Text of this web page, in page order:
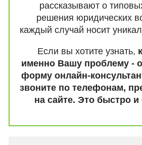
рассказывают о
решения юридических
каждый случай носит
Если вы хотите узнать,
именно Вашу проблему -
форму онлайн-
звоните по телефонам,
на сайте. Это быстро и